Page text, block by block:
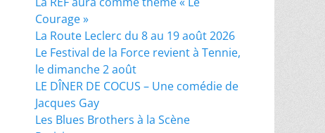
Courage »
La Route Leclerc du 8 au 19 août 2026
Le Festival de la Force revient à Tennie,
le dimanche 2 août
LE DÎNER DE COCUS – Une comédie de
Jacques Gay
Les Blues Brothers à la Scène